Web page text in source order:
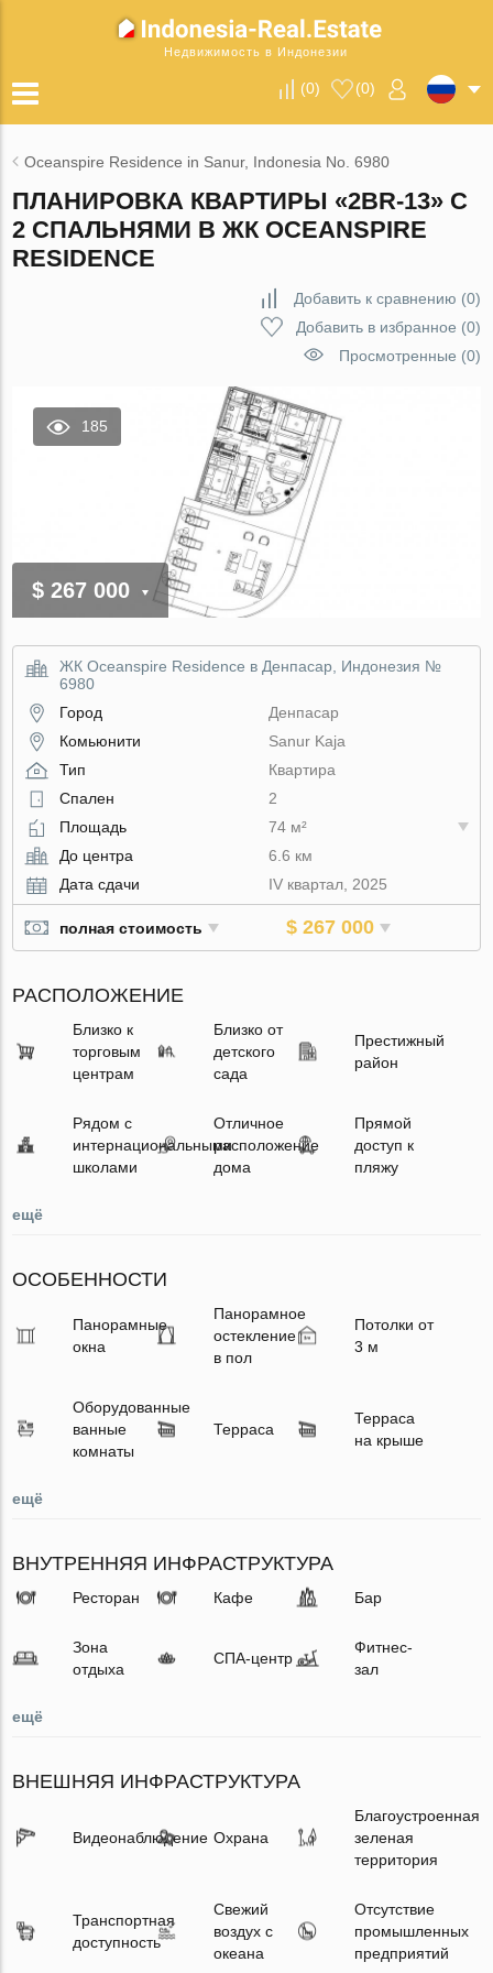
Недвижимость в Индонезии
(0) (0)
Oceanspire Residence in Sanur, Indonesia No. 6980
ПЛАНИРОВКА КВАРТИРЫ «2BR-13» С
2 СПАЛЬНЯМИ В ЖК OCEANSPIRE
RESIDENCE
Добавить к сравнению (0)
Добавить в избранное (0)
Просмотренные (0)
185
$ 267 000
ЖК Oceanspire Residence в Денпасар, Индонезия №
6980
Город
Денпасар
Комьюнити
Sanur Kaja
Тип
Квартира
Спален
2
Площадь
74 м²
До центра
6.6 км
Дата сдачи
IV квартал, 2025
полная стоимость $ 267 000
РАСПОЛОЖЕНИЕ
Близко к
торговым
центрам
Близко от
детского
сада
Престижный
район
Рядом с
интернациональными
школами
Отличное
расположение
дома
Прямой
доступ к
пляжу
ещё
ОСОБЕННОСТИ
Панорамные
окна
Панорамное
остекление
в пол
Потолки от
3 м
Оборудованные
ванные
комнаты
Терраса
Терраса
на крыше
ещё
ВНУТРЕННЯЯ ИНФРАСТРУКТУРА
Ресторан Кафе Бар
Зона
отдыха
СПА-центр
Фитнес-
зал
ещё
ВНЕШНЯЯ ИНФРАСТРУКТУРА
Видеонаблюдение Охрана
Благоустроенная
зеленая
территория
Транспортная
доступность
Свежий
воздух с
океана
Отсутствие
промышленных
предприятий